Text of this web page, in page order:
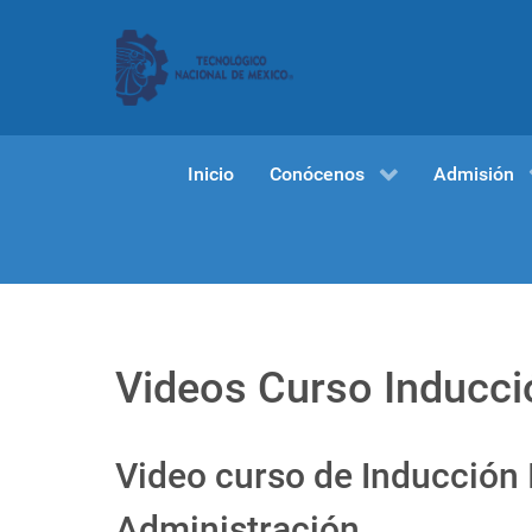
Inicio Conócenos Admisión
Videos Curso
Video curso de Inducción